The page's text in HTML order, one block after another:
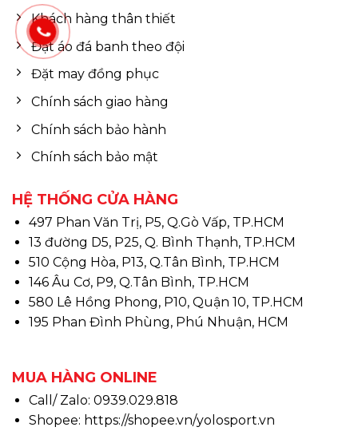
Khách hàng thân thiết
Đặt áo đá banh theo đội
Đặt may đồng phục
Chính sách giao hàng
Chính sách bảo hành
Chính sách bảo mật
HỆ THỐNG CỬA HÀNG
497 Phan Văn Trị, P5, Q.Gò Vấp, TP.HCM
13 đường D5, P25, Q. Bình Thạnh, TP.HCM
510 Cộng Hòa, P13, Q.Tân Bình, TP.HCM
146 Âu Cơ, P9, Q.Tân Bình, TP.HCM
580 Lê Hồng Phong, P10, Quận 10, TP.HCM
195 Phan Đình Phùng, Phú Nhuận, HCM
MUA HÀNG ONLINE
Call/ Zalo: 0939.029.818
Shopee: https://shopee.vn/yolosport.vn